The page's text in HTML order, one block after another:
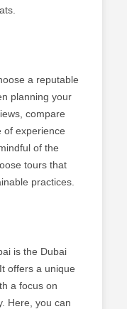
a reputable
planning your
compare
of experience
of the
tours that
practices.
is the Dubai
offers a unique
a focus on
Here, you can